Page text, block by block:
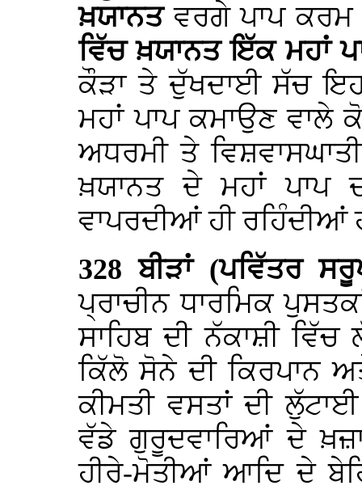
ਖ਼ਯਾਨਤਵਰਗੇ ਪਾਪ
ਵਿੱਚ ਖ਼ਯਾਨਤ ਇੱਕ ਮਹਾਂ
ਕੌੜਾ ਤੇ ਦੁੱਖਦਾਈ ਸੱਚ
ਮਹਾਂ ਪਾਪ ਕਮਾਉਣ ਵਾਲੇ
ਅਧਰਮੀ ਤੇ
ਖ਼ਯਾਨਤ ਦੇ ਮਹਾਂ ਪਾਪ
ਵਾਪਰਦੀਆਂ ਹੀ ਰਹਿੰਦੀਆਂ
328 ਬੀੜਾਂ (ਪਵਿੱਤਰ
ਪ੍ਰਾਚੀਨ ਧਾਰਮਿਕ
ਸਾਹਿਬ ਦੀ ਨੱਕਾਸ਼ੀ
ਕਿੱਲੋ ਸੋਨੇ ਦੀ ਕਿਰਪਾਨ
ਕੀਮਤੀ ਵਸਤਾਂ ਦੀ
ਵੱਡੇ ਗੁਰੂਦਵਾਰਿਆਂ ਦੇ
ਹੀਰੇ-ਮੋਤੀਆਂ ਆਦਿ ਦੇ